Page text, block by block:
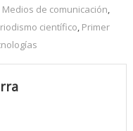
Medios de comunicación
científico Primer